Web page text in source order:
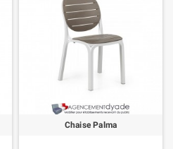
Chaise Palma